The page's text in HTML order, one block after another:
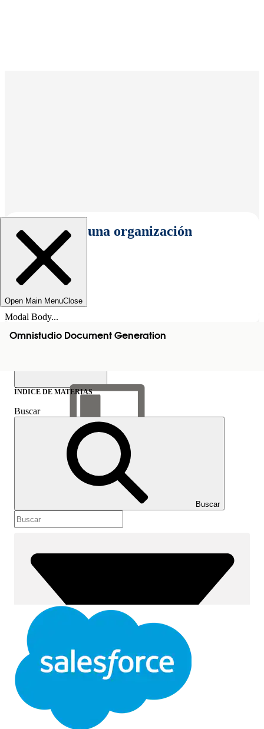
Seleccionar una organización
Open Main MenuClose
Modal Body...
Omnistudio Document Generation
Mostrar índice de
materias
Índice de materias
ÍNDICE DE MATERIAS
Buscar
Buscar